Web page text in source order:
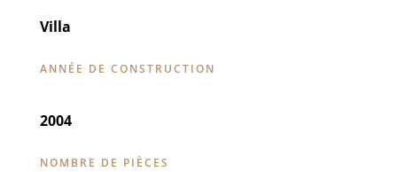
Villa
ANNÉE DE CONSTRUCTION
2004
NOMBRE DE PIÈCES